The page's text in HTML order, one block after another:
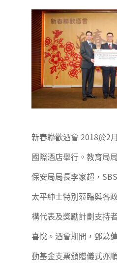
新春聯歡酒會 2018於2
國際酒店舉行。教育局
保安局局長李家超，
太平紳士特別蒞臨與各
構代表及獎勵計劃支持
喜悅。酒會期間，鄧慕
動基金支票頒贈儀式亦